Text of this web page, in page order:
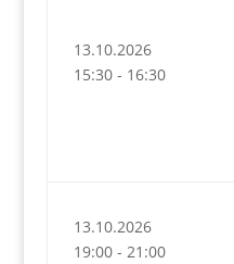
13.10.2026
15:30 - 16:30
13.10.2026
19:00 - 21:00